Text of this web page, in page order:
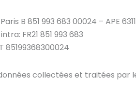
B 851 993 683 00024 – APE
FR21 851 993 683
85199368300024
collectées et traitées par